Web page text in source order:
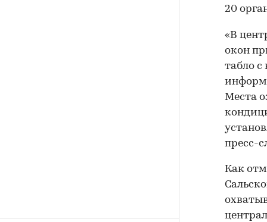
20
«В
окон
табло
Места
пресс-
Как